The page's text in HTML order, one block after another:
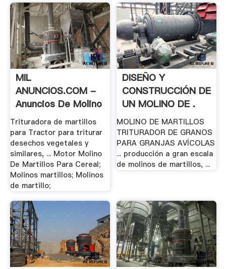
MIL
ANUNCIOS.COM -
Anuncios De Molino
.
Trituradora de martillos
para Tractor para triturar
desechos vegetales y
similares, ... Motor Molino
De Martillos Para Cereal;
Molinos martillos; Molinos
de martillo;
DISEÑO Y
CONSTRUCCIÓN DE
UN MOLINO DE .
MOLINO DE MARTILLOS
TRITURADOR DE GRANOS
PARA GRANJAS AVÍCOLAS
... producción a gran escala
de molinos de martillos, ...